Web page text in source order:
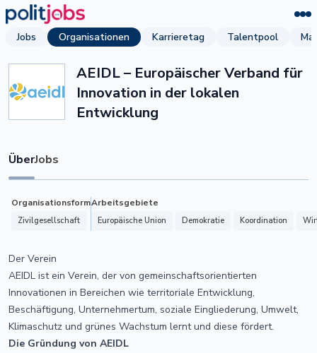
Jobs Organisationen Karrieretag Talentpool
AEIDL – Europäischer Verband für
Innovation in der lokalen
Entwicklung
ÜberJobs
Organisationsform
Zivilgesellschaft
Arbeitsgebiete
Europäische Union Demokratie Koordination
Der Verein
AEIDL ist ein Verein, der von gemeinschaftsorientierten
Innovationen in Bereichen wie territoriale Entwicklung,
Beschäftigung, Unternehmertum, soziale Eingliederung, Umwelt,
Klimaschutz und grünes Wachstum lernt und diese fördert.
Die Gründung von AEIDL